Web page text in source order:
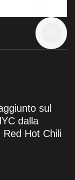
sul
dalla
Hot Chili